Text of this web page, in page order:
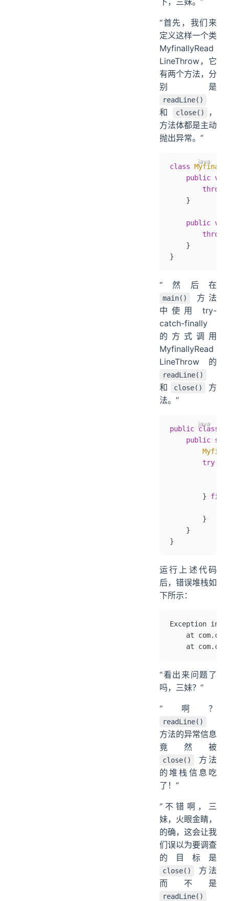
“首先，我们来
定义这样一个类
MyfinallyRead
LineThrow，它
有两个方法，分
别是
readLine()
和 close()
，
方法体都是主动
抛出异常。”
class
    public
        throw
    }
    public
        throw
    }
}
“然后在
main()
方法
中使用 try-
catch-finally
的方式调用
MyfinallyRead
LineThrow 的
readLine()
和 close()
方
法。”
public class
    public
        try
        }
        }
    }
}
运行上述代码
后，错误堆栈如
下所示：
Exception in
at
at
“看出来问题了
吗，三妹？”
“啊？
readLine()
方法的异常信息
竟然被
close()
方法
的堆栈信息吃
了！”
“不错啊，三
妹，火眼金睛，
的确，这会让我
们误以为要调查
的目标是
close()
方法
而不是
readLine()